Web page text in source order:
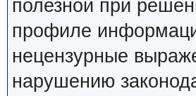
полезной при
профиле
нецензурные
нарушению